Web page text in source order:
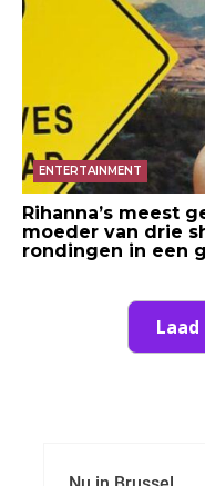
ENTERTAINMENT
Rihanna’s meest
moeder van drie
rondingen in een